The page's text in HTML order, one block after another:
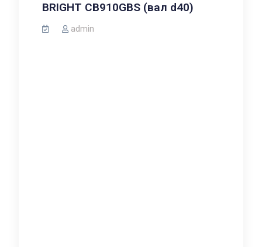
BRIGHT CB910GBS (вал d40)
admin